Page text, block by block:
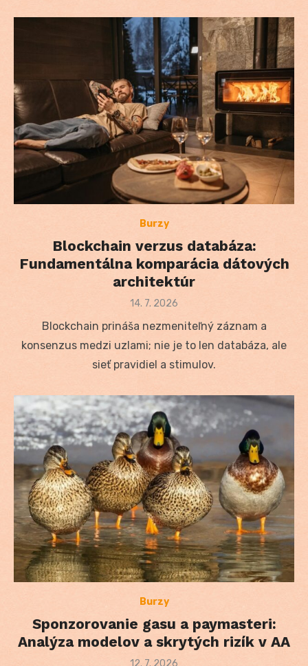
Burzy
Blockchain verzus databáza:
Fundamentálna komparácia dátových
architektúr
Posted
14. 7. 2026
Blockchain prináša nezmeniteľný záznam a
konsenzus medzi uzlami; nie je to len databáza, ale
sieť pravidiel a stimulov.
Burzy
Sponzorovanie gasu a paymasteri:
Analýza modelov a skrytých rizík v AA
Posted
12. 7. 2026